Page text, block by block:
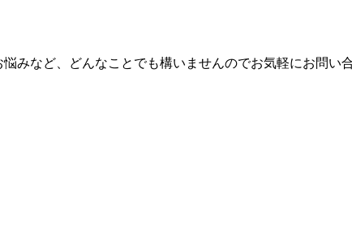
みなど、どんなことでも構いませんのでお気軽にお問い